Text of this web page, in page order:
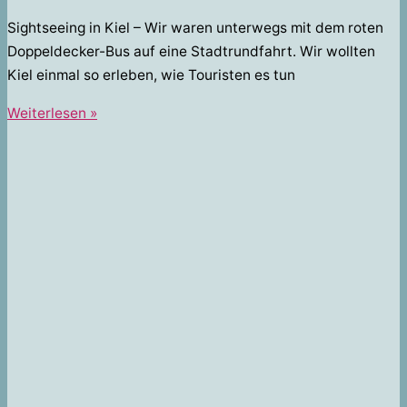
Sightseeing in Kiel – Wir waren unterwegs mit dem roten
Doppeldecker-Bus auf eine Stadtrundfahrt. Wir wollten
Kiel einmal so erleben, wie Touristen es tun
Sightseeing
Weiterlesen »